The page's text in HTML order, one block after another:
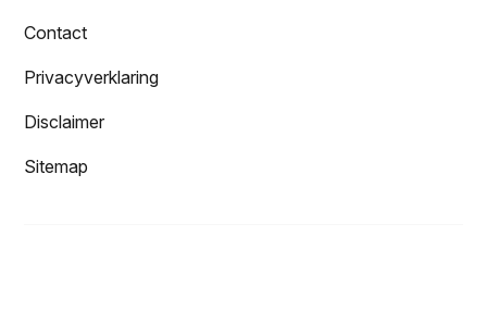
Contact
Privacyverklaring
Disclaimer
Sitemap